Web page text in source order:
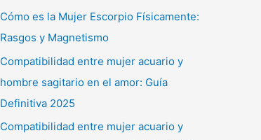
Cómo es la Mujer Escorpio Físicamente:
Rasgos y Magnetismo
Compatibilidad entre mujer acuario y
hombre sagitario en el amor: Guía
Definitiva 2025
Compatibilidad entre mujer acuario y